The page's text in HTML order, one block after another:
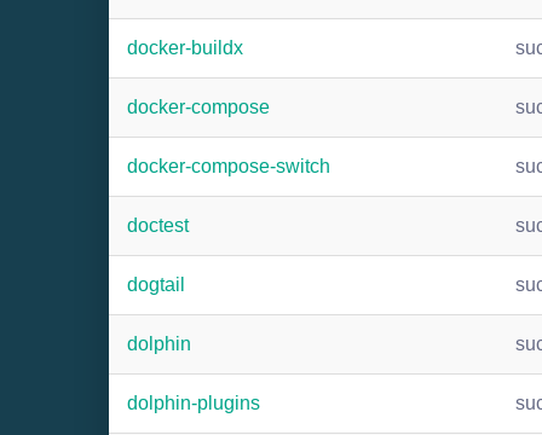
docker-buildx
docker-compose
docker-compose-switch
doctest
dogtail
dolphin
dolphin-plugins